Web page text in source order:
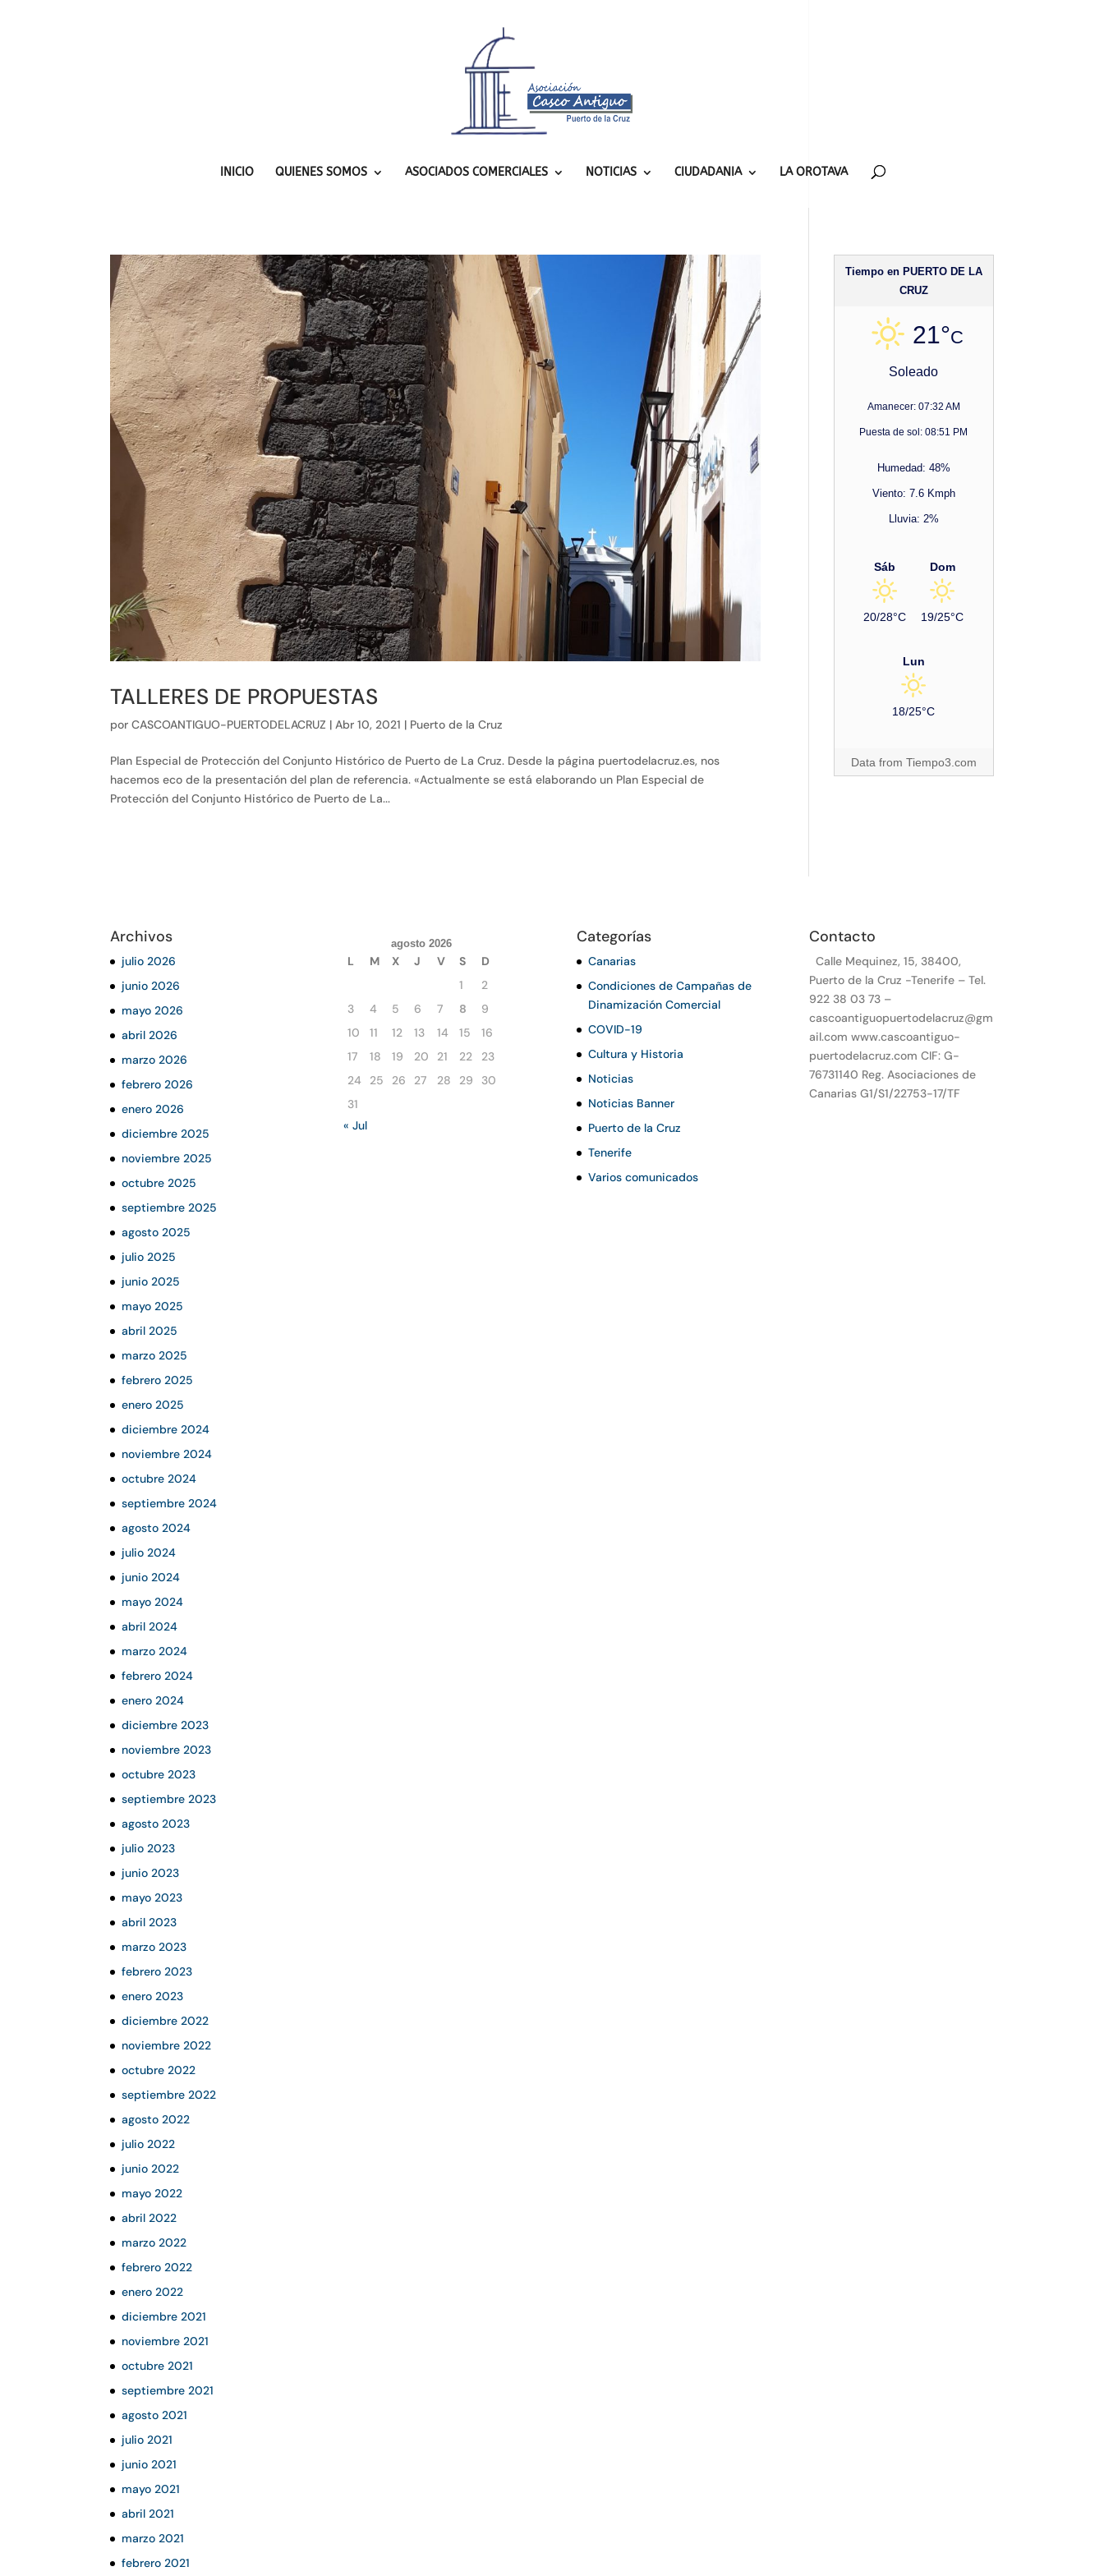
INICIO QUIENES SOMOS ASOCIADOS COMERCIALES NOTICIAS CIUDADANIA LA OROTAVA
TALLERES DE PROPUESTAS
porCASCOANTIGUO-PUERTODELACRUZ |Abr 10, 2021 | Puerto de la Cruz
Plan Especial de Protección del Conjunto Histórico de Puerto de La Cruz. Desde la página puertodelacruz.es, nos
hacemos eco de la presentación del plan de referencia. «Actualmente se está elaborando un Plan Especial de
Protección del Conjunto Histórico de Puerto de La...
Tiempo en PUERTO DE LA
CRUZ
21°C
Soleado
Amanecer: 07:32 AM
Puesta de sol: 08:51 PM
Humedad: 48%
Viento: 7.6 Kmph
Lluvia: 2%
Sáb
20/28°C
Dom
19/25°C
Lun
18/25°C
Data from Tiempo3.com
Archivos
julio 2026
junio 2026
mayo 2026
abril 2026
marzo 2026
febrero 2026
enero 2026
diciembre 2025
noviembre 2025
octubre 2025
septiembre 2025
agosto 2025
julio 2025
junio 2025
mayo 2025
abril 2025
marzo 2025
febrero 2025
enero 2025
diciembre 2024
noviembre 2024
octubre 2024
septiembre 2024
agosto 2024
julio 2024
junio 2024
mayo 2024
abril 2024
marzo 2024
febrero 2024
enero 2024
diciembre 2023
noviembre 2023
octubre 2023
septiembre 2023
agosto 2023
julio 2023
junio 2023
mayo 2023
abril 2023
marzo 2023
febrero 2023
enero 2023
diciembre 2022
noviembre 2022
octubre 2022
septiembre 2022
agosto 2022
julio 2022
junio 2022
mayo 2022
abril 2022
marzo 2022
febrero 2022
enero 2022
diciembre 2021
noviembre 2021
octubre 2021
septiembre 2021
agosto 2021
julio 2021
junio 2021
mayo 2021
abril 2021
marzo 2021
febrero 2021
agosto 2026
L M X J V S
D
1
2
3
4 5 6 7 8
9
10
11 12 13 14 15
16
17
18 19 20 21 22
23
24
25 26 27 28 29
30
31
« Jul
Categorías
Canarias
Condiciones de Campañas de
Dinamización Comercial
COVID-19
Cultura y Historia
Noticias
Noticias Banner
Puerto de la Cruz
Tenerife
Varios comunicados
Contacto
Calle Mequinez, 15, 38400,
Puerto de la Cruz -Tenerife – Tel.
922 38 03 73 –
cascoantiguopuertodelacruz@gm
ail.com www.cascoantiguo-
puertodelacruz.com CIF: G-
76731140 Reg. Asociaciones de
Canarias G1/S1/22753-17/TF